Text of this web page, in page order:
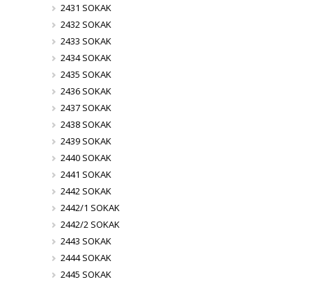
2431 SOKAK
2432 SOKAK
2433 SOKAK
2434 SOKAK
2435 SOKAK
2436 SOKAK
2437 SOKAK
2438 SOKAK
2439 SOKAK
2440 SOKAK
2441 SOKAK
2442 SOKAK
2442/1 SOKAK
2442/2 SOKAK
2443 SOKAK
2444 SOKAK
2445 SOKAK